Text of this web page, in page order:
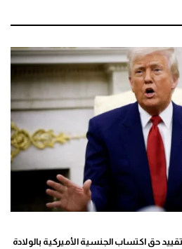
حق اكتساب الجنسية الأميركية بالولادة